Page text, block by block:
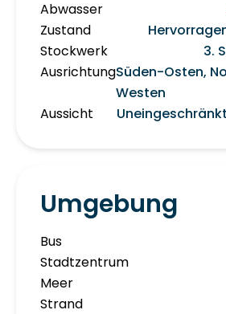
Abwasser
Zustand
Stockwerk
3.
AusrichtungSüden-Osten,
Westen
Aussicht
Umgebung
Bus
Stadtzentrum
Meer
Strand